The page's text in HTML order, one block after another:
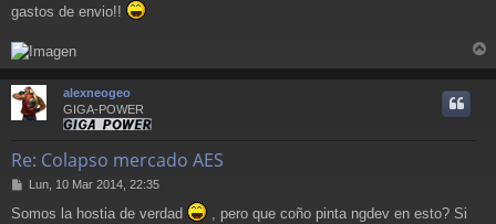
e
gastos de envio!!
r
alexneogeo
GIGA-POWER
Re: Colapso mercado AES
M
n
Lun, 10 Mar 2014, 22:35
Somos la hostia de verdad
, pero que coño pinta ngdev en esto? Si